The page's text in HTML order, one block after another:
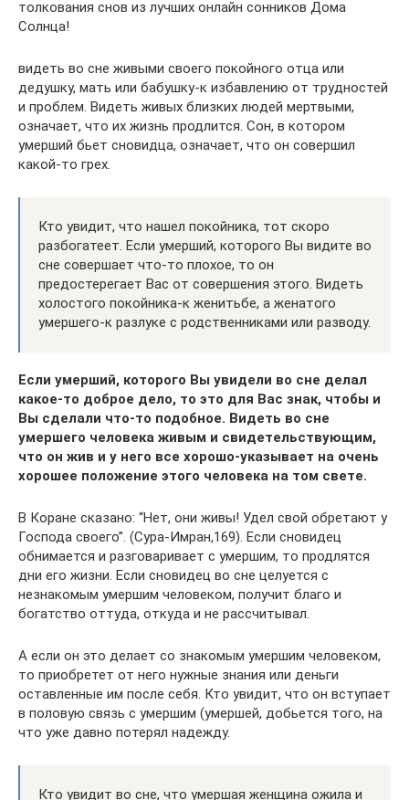
толкования снов из лучших онлайн сонников Дома
Солнца!
видеть во сне живыми своего покойного отца или
дедушку, мать или бабушку-к избавлению от трудностей
и проблем. Видеть живых близких людей мертвыми,
означает, что их жизнь продлится. Сон, в котором
умерший бьет сновидца, означает, что он совершил
какой-то грех.
Кто увидит, что нашел покойника, тот скоро
разбогатеет. Если умерший, которого Вы видите во
сне совершает что-то плохое, то он
предостерегает Вас от совершения этого. Видеть
холостого покойника-к женитьбе, а женатого
умершего-к разлуке с родственниками или разводу.
Если умерший, которого Вы увидели во сне делал
какое-то доброе дело, то это для Вас знак, чтобы и
Вы сделали что-то подобное. Видеть во сне
умершего человека живым и свидетельствующим,
что он жив и у него все хорошо-указывает на очень
хорошее положение этого человека на том свете.
В Коране сказано: “Нет, они живы! Удел свой обретают у
Господа своего”. (Сура-Имран,169). Если сновидец
обнимается и разговаривает с умершим, то продлятся
дни его жизни. Если сновидец во сне целуется с
незнакомым умершим человеком, получит благо и
богатство оттуда, откуда и не рассчитывал.
А если он это делает со знакомым умершим человеком,
то приобретет от него нужные знания или деньги
оставленные им после себя. Кто увидит, что он вступает
в половую связь с умершим (умершей, добьется того, на
что уже давно потерял надежду.
Кто увидит во сне, что умершая женщина ожила и